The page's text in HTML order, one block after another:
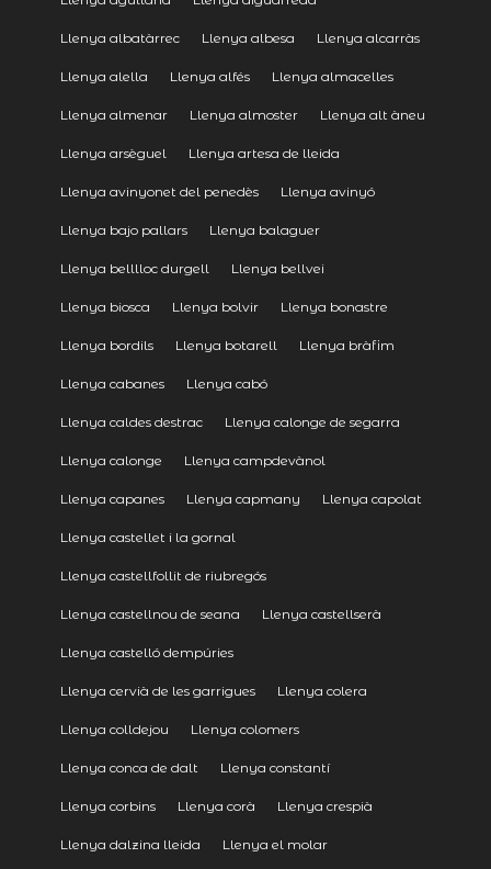
Llenya albatàrrec Llenya albesa Llenya alcarràs
Llenya alella Llenya alfés Llenya almacelles
Llenya almenar Llenya almoster Llenya alt àneu
Llenya arsèguel Llenya artesa de lleida
Llenya avinyonet del penedès Llenya avinyó
Llenya bajo pallars Llenya balaguer
Llenya belllloc durgell Llenya bellvei
Llenya biosca Llenya bolvir Llenya bonastre
Llenya bordils Llenya botarell Llenya bràfim
Llenya cabanes Llenya cabó
Llenya caldes destrac Llenya calonge de segarra
Llenya calonge Llenya campdevànol
Llenya capanes Llenya capmany Llenya capolat
Llenya castellet i la gornal
Llenya castellfollit de riubregós
Llenya castellnou de seana Llenya castellserà
Llenya castelló dempúries
Llenya cervià de les garrigues Llenya colera
Llenya colldejou Llenya colomers
Llenya conca de dalt Llenya constantí
Llenya corbins Llenya corà Llenya crespià
Llenya dalzina lleida Llenya el molar